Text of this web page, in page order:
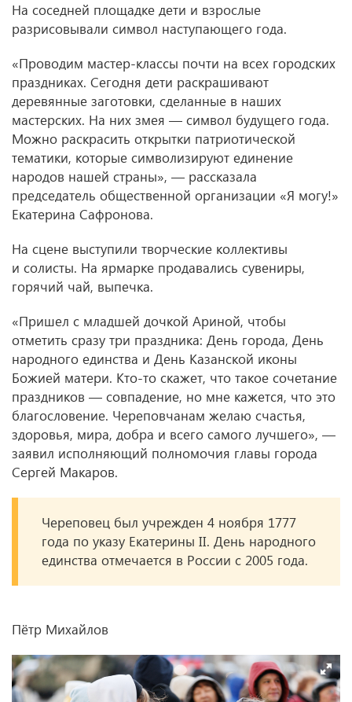
На соседней площадке дети и взрослые
разрисовывали символ наступающего года.
«Проводим мастер-классы почти на всех городских
праздниках. Сегодня дети раскрашивают
деревянные заготовки, сделанные в наших
мастерских. На них змея — символ будущего года.
Можно раскрасить открытки патриотической
тематики, которые символизируют единение
народов нашей страны», — рассказала
председатель общественной организации «Я могу!»
Екатерина Сафронова.
На сцене выступили творческие коллективы
и солисты. На ярмарке продавались сувениры,
горячий чай, выпечка.
«Пришел с младшей дочкой Ариной, чтобы
отметить сразу три праздника: День города, День
народного единства и День Казанской иконы
Божией матери. Кто-то скажет, что такое сочетание
праздников — совпадение, но мне кажется, что это
благословение. Череповчанам желаю счастья,
здоровья, мира, добра и всего самого лучшего», —
заявил исполняющий полномочия главы города
Сергей Макаров.
Череповец был учрежден 4 ноября 1777
года по указу Екатерины II. День народного
единства отмечается в России с 2005 года.
Пётр Михайлов